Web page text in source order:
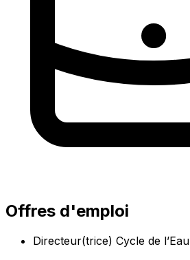
Offres d'emploi
Directeur(trice) Cycle de l’Eau